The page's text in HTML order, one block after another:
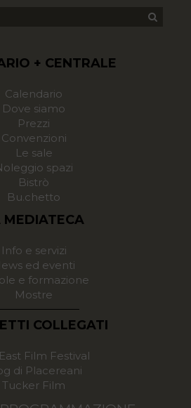
+ CENTRALE
Calendario
Dove siamo
Prezzi
Convenzioni
Le sale
spazi
Bistrò
Bu.chetto
MEDIATECA
Info e servizi
ed eventi
e formazione
Mostre
COLLEGATI
Film Festival
di Placereani
Tucker Film